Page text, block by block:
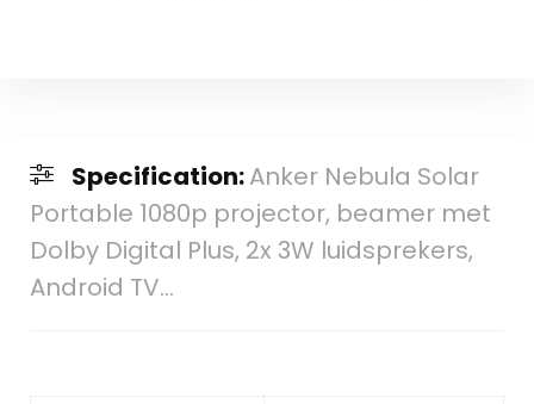
Specification:Anker Nebula Solar
Portable 1080p projector, beamer met
Dolby Digital Plus, 2x 3W luidsprekers,
Android TV…